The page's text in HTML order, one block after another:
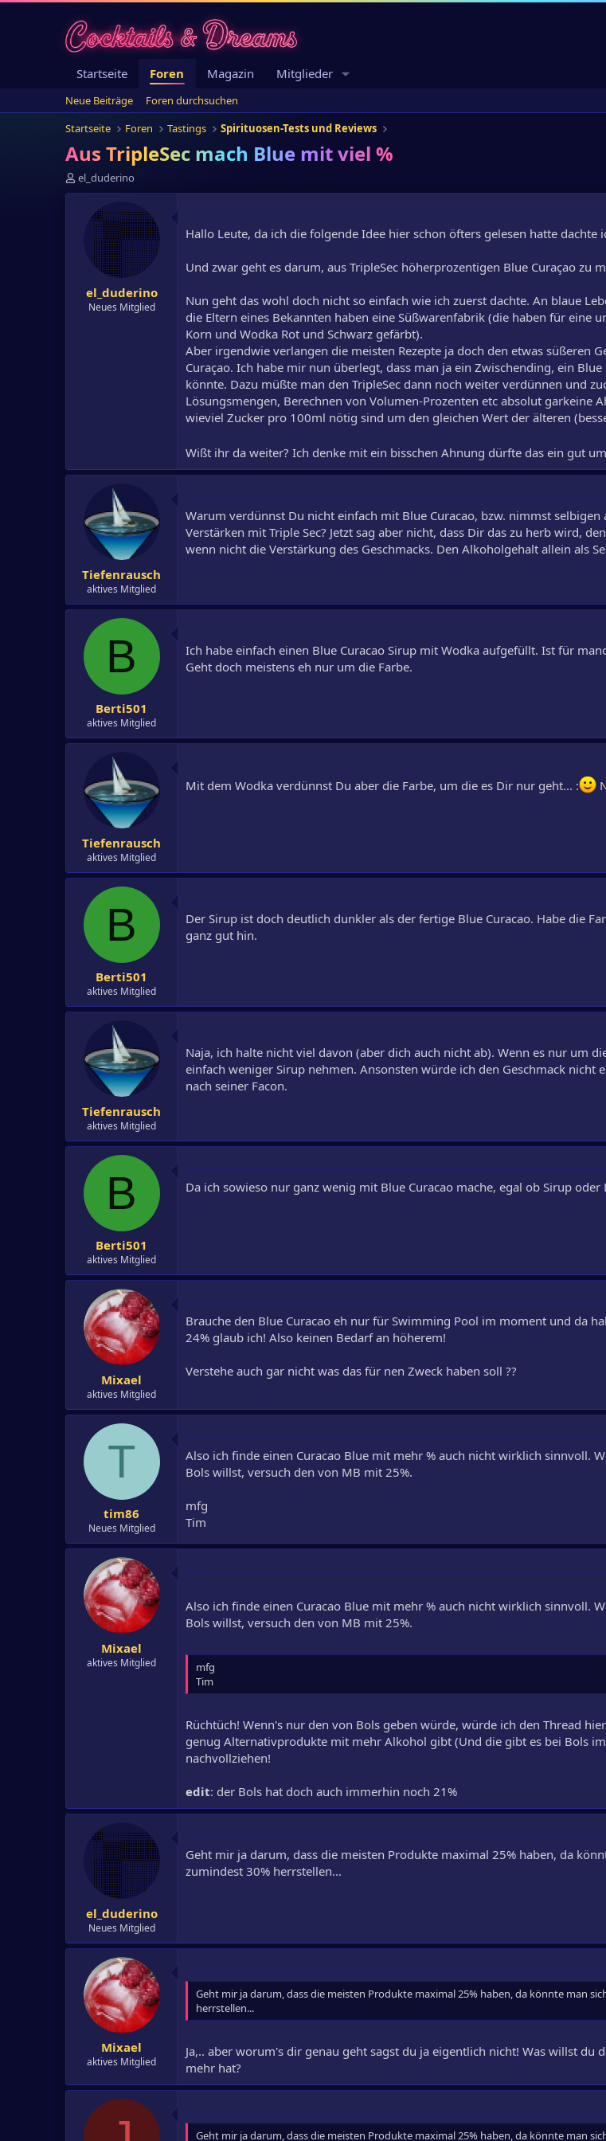
Startseite Foren Magazin Mitglieder
Neue Beiträge
Foren durchsuchen
Startseite
Foren Tastings Spirituosen-Tests und Reviews
Aus TripleSec mach Blue mit viel %
E
r
el_duderino
el_duderino
Neues Mitglied
Hallo Leute, da ich die folgende Idee hier schon öfters gelesen hatte dachte
Und zwar geht es darum, aus TripleSec höherprozentigen Blue Curaçao zu
Nun geht das wohl doch nicht so einfach wie ich zuerst dachte. An blaue
die Eltern eines Bekannten haben eine Süßwarenfabrik (die haben für eine
Korn und Wodka Rot und Schwarz gefärbt).
Aber irgendwie verlangen die meisten Rezepte ja doch den etwas süßeren
Curaçao. Ich habe mir nun überlegt, dass man ja ein Zwischending, ein
könnte. Dazu müßte man den TripleSec dann noch weiter verdünnen und
Lösungsmengen, Berechnen von Volumen-Prozenten etc absolut garkeine
wieviel Zucker pro 100ml nötig sind um den gleichen Wert der älteren
Wißt ihr da weiter? Ich denke mit ein bisschen Ahnung dürfte das ein gut
Tiefenrausch
aktives Mitglied
Warum verdünnst Du nicht einfach mit Blue Curacao, bzw. nimmst selbigen
Verstärken mit Triple Sec? Jetzt sag aber nicht, dass Dir das zu herb wird,
wenn nicht die Verstärkung des Geschmacks. Den Alkoholgehalt allein als
B
Berti501
aktives Mitglied
Ich habe einfach einen Blue Curacao Sirup mit Wodka aufgefüllt. Ist für
Geht doch meistens eh nur um die Farbe.
Tiefenrausch
aktives Mitglied
Mit dem Wodka verdünnst Du aber die Farbe, um die es Dir nur geht... :
B
Berti501
aktives Mitglied
Der Sirup ist doch deutlich dunkler als der fertige Blue Curacao. Habe die
ganz gut hin.
Tiefenrausch
aktives Mitglied
Naja, ich halte nicht viel davon (aber dich auch nicht ab). Wenn es nur um
einfach weniger Sirup nehmen. Ansonsten würde ich den Geschmack nicht
nach seiner Facon.
B
Berti501
aktives Mitglied
Da ich sowieso nur ganz wenig mit Blue Curacao mache, egal ob Sirup oder
Mixael
aktives Mitglied
Brauche den Blue Curacao eh nur für Swimming Pool im moment und da
24% glaub ich! Also keinen Bedarf an höherem!
Verstehe auch gar nicht was das für nen Zweck haben soll ??
T
tim86
Neues Mitglied
Also ich finde einen Curacao Blue mit mehr % auch nicht wirklich sinnvoll.
Bols willst, versuch den von MB mit 25%.
mfg
Tim
Mixael
aktives Mitglied
Also ich finde einen Curacao Blue mit mehr % auch nicht wirklich sinnvoll.
Bols willst, versuch den von MB mit 25%.
mfg
Tim
Rüchtüch! Wenn's nur den von Bols geben würde, würde ich den Thread
genug Alternativprodukte mit mehr Alkohol gibt (Und die gibt es bei Bols
nachvollziehen!
edit: der Bols hat doch auch immerhin noch 21%
el_duderino
Neues Mitglied
Geht mir ja darum, dass die meisten Produkte maximal 25% haben, da
zumindest 30% herrstellen...
Mixael
aktives Mitglied
Geht mir ja darum, dass die meisten Produkte maximal 25% haben, da könnte man
herrstellen...
Ja,.. aber worum's dir genau geht sagst du ja eigentlich nicht! Was willst du
mehr hat?
Geht mir ja darum, dass die meisten Produkte maximal 25% haben, da könnte man